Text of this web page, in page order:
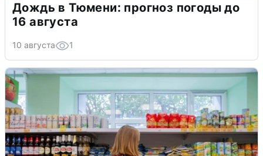
Дождь в Тюмени: прогноз погоды до
16 августа
10 августа 1